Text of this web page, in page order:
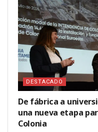
DESTACADO
De fábrica a
una nueva etapa
Colonia